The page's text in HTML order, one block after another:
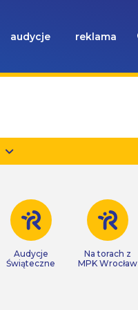
audycje reklama
Audycje
Świąteczne
Na torach z
MPK Wrocław